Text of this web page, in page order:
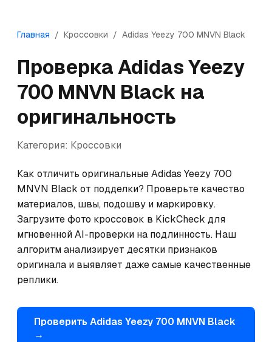
Главная / Кроссовки / Adidas Yeezy 700 MNVN Black
ПроверкаAdidasYeezy
700 MNVN Black на
оригинальность
Категория: Кроссовки
Как отличить оригинальные Adidas Yeezy 700
MNVN Black от подделки? Проверьте качество
материалов, швы, подошву и маркировку.
Загрузите фото кроссовок в KickCheck для
мгновенной AI-проверки на подлинность. Наш
алгоритм анализирует десятки признаков
оригинала и выявляет даже самые качественные
реплики.
Проверить Adidas Yeezy 700 MNVN Black
→